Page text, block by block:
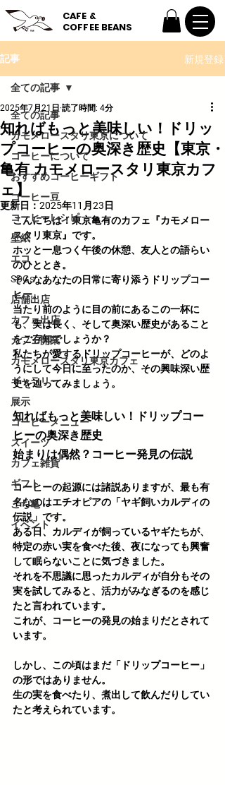
CAFE &
COFFEE BEANS
記事 新規登録
全ての記事
カモメロースタリ東京について
コーヒーについて
おすすめコーヒーギフト
コーヒー豆
コーヒーレシピ
壁紙
エコ
SDGs
店舗出店
カフェ出店
カフェ開業
カモメロースタリ東京カフェ
ギャラリー
展示
コーヒーメニュー
スイーツ
カフェ雑貨
ギフト
こち亀
イベント
全ての記事
知ればもっと美味しい！ドリッ
プコーヒーの奥深き歴史【東京・
亀有 カモメロースタリ東京カフ
ェ】
2025年7月21日 読了時間: 4分
更新日： 2025年11月23日
こんにちは！東京亀有のカフェ『カモメロー
スタリ東京』です。
ホッと一息つく午後の休憩、友人との語らい
のひととき。
そんなあなたの日常に寄り添うドリップコー
ヒー。
当たり前のように目の前にあるこの一杯に
も、実は長く、そして奥深い歴史があること
をご存知でしょうか？
私たちが愛するドリップコーヒーが、どのよ
うにして今日に至ったのか、その興味深い歴
史を辿ってみましょう。
知ればもっと美味しい！ドリップコー
ヒーの奥深き歴史
始まりは偶然？コーヒー発見の伝説
コーヒーの起源には諸説ありますが、最も有
名なのはエチオピアの「ヤギ飼いカルディの
伝説」です。
ある日、カルディが飼っているヤギたちが、
特定の赤い実を食べた後、夜になっても興奮
して眠らないことに気づきました。
それを不思議に思ったカルディが自分もその
実を試してみると、活力がみなぎるのを感じ
たと言われています。
これが、コーヒーの発見の始まりだとされて
います。
しかし、この頃はまだ「ドリップコーヒー」
の形ではありません。
生の実を食べたり、煮出して飲んだりしてい
たと考えられています。